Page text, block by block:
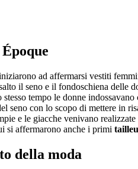
ad affermarsi vestiti
il seno e il fondoschiena delle
tempo le donne indossavano
seno con lo scopo di mettere in
e le giacche venivano realizzate
si affermarono anche i primi
della moda